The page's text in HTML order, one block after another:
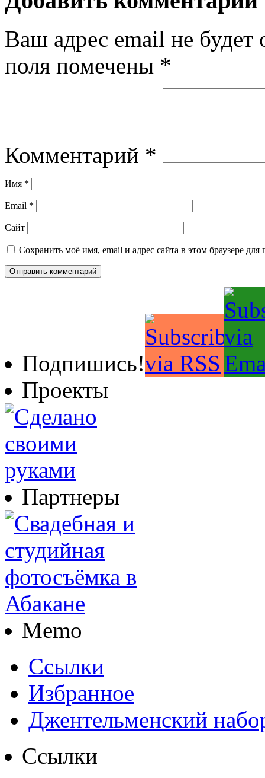
Ваш адрес email не будет
поля помечены *
Комментарий *
Имя *
Email *
Сайт
Сохранить моё имя, email и адрес сайта в этом браузере
Подпишись!
Проекты
Партнеры
Memo
Ссылки
Избранное
Джентельменский
Ссылки